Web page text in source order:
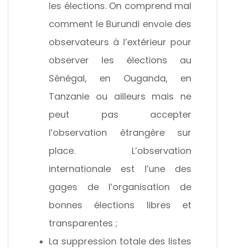
les élections. On comprend mal
comment le Burundi envoie des
observateurs à l’extérieur pour
observer les élections au
Sénégal, en Ouganda, en
Tanzanie ou ailleurs mais ne
peut pas accepter
l’observation étrangère sur
place. L’observation
internationale est l’une des
gages de l’organisation de
bonnes élections libres et
transparentes ;
La suppression totale des listes